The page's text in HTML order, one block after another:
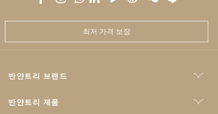
최저 가격 보장
반얀트리 브랜드
반얀트리 제품